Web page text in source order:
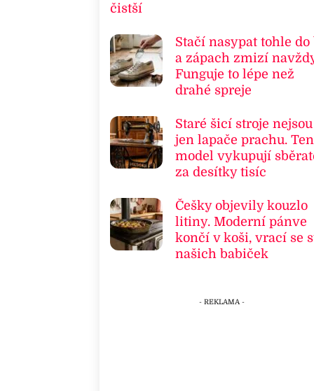
čistší
Stačí nasypat tohle do
a zápach zmizí
Funguje to lépe než
drahé spreje
Staré šicí stroje nejsou
jen lapače prachu.
model vykupují
za desítky tisíc
Češky objevily kouzlo
litiny. Moderní pánve
končí v koši, vrací se
našich babiček